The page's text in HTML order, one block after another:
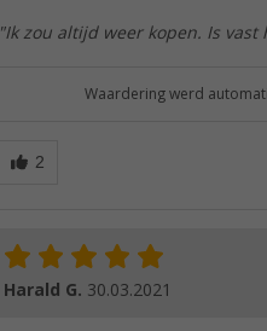
"Ik zou altijd weer kopen. Is
Waardering werd
Harald G. 30.03.2021